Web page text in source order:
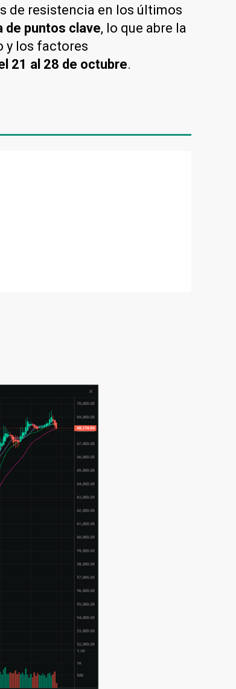
de resistencia en los últimos
de puntos clave, lo que abre la
y los factores
21 al 28 de octubre.